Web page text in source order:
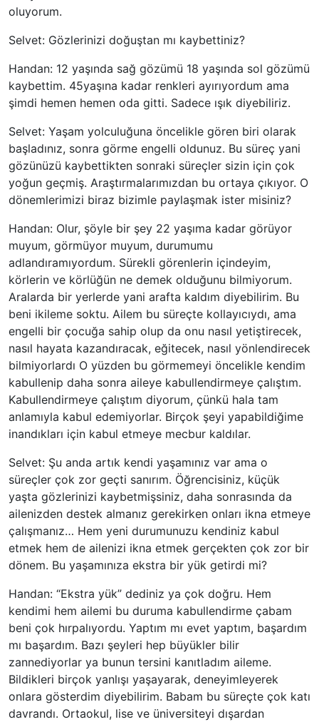
oluyorum.
Selvet: Gözlerinizi doğuştan mı kaybettiniz?
Handan: 12 yaşında sağ gözümü 18 yaşında sol gözümü
kaybettim. 45yaşına kadar renkleri ayırıyordum ama
şimdi hemen hemen oda gitti. Sadece ışık diyebiliriz.
Selvet: Yaşam yolculuğuna öncelikle gören biri olarak
başladınız, sonra görme engelli oldunuz. Bu süreç yani
gözünüzü kaybettikten sonraki süreçler sizin için çok
yoğun geçmiş. Araştırmalarımızdan bu ortaya çıkıyor. O
dönemlerimizi biraz bizimle paylaşmak ister misiniz?
Handan: Olur, şöyle bir şey 22 yaşıma kadar görüyor
muyum, görmüyor muyum, durumumu
adlandıramıyordum. Sürekli görenlerin içindeyim,
körlerin ve körlüğün ne demek olduğunu bilmiyorum.
Aralarda bir yerlerde yani arafta kaldım diyebilirim. Bu
beni ikileme soktu. Ailem bu süreçte kollayıcıydı, ama
engelli bir çocuğa sahip olup da onu nasıl yetiştirecek,
nasıl hayata kazandıracak, eğitecek, nasıl yönlendirecek
bilmiyorlardı O yüzden bu görmemeyi öncelikle kendim
kabullenip daha sonra aileye kabullendirmeye çalıştım.
Kabullendirmeye çalıştım diyorum, çünkü hala tam
anlamıyla kabul edemiyorlar. Birçok şeyi yapabildiğime
inandıkları için kabul etmeye mecbur kaldılar.
Selvet: Şu anda artık kendi yaşamınız var ama o
süreçler çok zor geçti sanırım. Öğrencisiniz, küçük
yaşta gözlerinizi kaybetmişsiniz, daha sonrasında da
ailenizden destek almanız gerekirken onları ikna etmeye
çalışmanız… Hem yeni durumunuzu kendiniz kabul
etmek hem de ailenizi ikna etmek gerçekten çok zor bir
dönem. Bu yaşamınıza ekstra bir yük getirdi mi?
Handan: “Ekstra yük” dediniz ya çok doğru. Hem
kendimi hem ailemi bu duruma kabullendirme çabam
beni çok hırpalıyordu. Yaptım mı evet yaptım, başardım
mı başardım. Bazı şeyleri hep büyükler bilir
zannediyorlar ya bunun tersini kanıtladım aileme.
Bildikleri birçok yanlışı yaşayarak, deneyimleyerek
onlara gösterdim diyebilirim. Babam bu süreçte çok katı
davrandı. Ortaokul, lise ve üniversiteyi dışardan